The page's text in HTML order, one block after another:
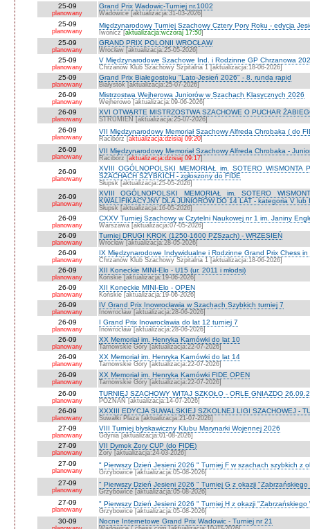
25-09
planowany
Grand Prix Wadowic-Turniej nr.1002
Wadowice [aktualizacja:31-03-2026]
25-09
planowany
Międzynarodowy Turniej Szachowy Cztery Pory Roku - edycja
Iwonicz [aktualizacja:wczoraj 17:50]
25-09
planowany
GRAND PRIX POLONII WROCŁAW
Wrocław [aktualizacja:25-05-2026]
25-09
planowany
V Międzynarodowe Szachowe Ind. i Rodzinne GP Chrzanowa
Chrzanów Klub Szachowy Szpitalna 1 [aktualizacja:18-06-2026]
25-09
planowany
Grand Prix Białegostoku "Lato-Jesień 2026" - 8. runda rapid
Białystok [aktualizacja:25-07-2026]
26-09
planowany
Mistrzostwa Wejherowa Juniorów w Szachach Klasycznych 2026
Wejherowo [aktualizacja:09-06-2026]
26-09
planowany
XVI OTWARTE MISTRZOSTWA SZACHOWE O PUCHAR
STRUMIEŃ [aktualizacja:25-07-2026]
26-09
planowany
VII Międzynarodowy Memoriał Szachowy Alfreda Chrobaka ( do
Racibórz [aktualizacja:dzisiaj 09:20]
26-09
planowany
VII Międzynarodowy Memoriał Szachowy Alfreda Chrobaka -
Racibórz [aktualizacja:dzisiaj 09:17]
26-09
planowany
XVIII OGÓLNOPOLSKI MEMORIAŁ im. SOTERO WISMONTA
SZACHACH SZYBKICH - zgłoszony do FIDE
Słupsk [aktualizacja:25-05-2026]
26-09
planowany
XVIII OGÓLNOPOLSKI MEMORIAŁ im. SOTERO
KWALIFIKACYJNY DLA JUNIORÓW DO 14 LAT - kategoria V
Słupsk [aktualizacja:16-05-2026]
26-09
planowany
CXXV Turniej Szachowy w Czytelni Naukowej nr 1 im. Janiny
Warszawa [aktualizacja:07-05-2026]
26-09
planowany
Turniej DRUGI KROK (1250-1600 PZSzach) - WRZESIEŃ
Wrocław [aktualizacja:28-05-2026]
26-09
planowany
IX Międzynarodowe Indywidualne i Rodzinne Grand Prix Chess
Chrzanów Klub Szachowy Szpitalna 1 [aktualizacja:18-06-2026]
26-09
planowany
XII Koneckie MINI-Elo - U15 (ur. 2011 i młodsi)
Końskie [aktualizacja:19-06-2026]
26-09
planowany
XII Koneckie MINI-Elo - OPEN
Końskie [aktualizacja:19-06-2026]
26-09
planowany
IV Grand Prix Inowrocławia w Szachach Szybkich turniej 7
Inowrocław [aktualizacja:28-06-2026]
26-09
planowany
I Grand Prix Inowrocławia do lat 12 turniej 7
Inowrocław [aktualizacja:28-06-2026]
26-09
planowany
XX Memoriał im. Henryka Karnówki do lat 10
Tarnowskie Góry [aktualizacja:22-07-2026]
26-09
planowany
XX Memoriał im. Henryka Karnówki do lat 14
Tarnowskie Góry [aktualizacja:22-07-2026]
26-09
planowany
XX Memoriał im. Henryka Karnówki FIDE OPEN
Tarnowskie Góry [aktualizacja:22-07-2026]
26-09
planowany
TURNIEJ SZACHOWY WITAJ SZKOŁO - ORLE GNIAZDO
POZNAŃ [aktualizacja:14-07-2026]
26-09
planowany
XXXIII EDYCJA SUWALSKIEJ SZKOLNEJ LIGI SZACHOWEJ -
Suwałki Plaza [aktualizacja:21-07-2026]
27-09
planowany
VIII Turniej błyskawiczny Klubu Marynarki Wojennej 2026
Gdynia [aktualizacja:01-08-2026]
27-09
planowany
VII Dymok Żory CUP (do FIDE)
Żory [aktualizacja:24-03-2026]
27-09
planowany
" Pierwszy Dzień Jesieni 2026 " Turniej F w szachach szybkich z
Grzybowice [aktualizacja:05-08-2026]
27-09
planowany
" Pierwszy Dzień Jesieni 2026 " Turniej G z okazji "Zabrzańskiego
Grzybowice [aktualizacja:05-08-2026]
27-09
planowany
" Pierwszy Dzień Jesieni 2026 " Turniej H z okazji "Zabrzańskiego
Grzybowice [aktualizacja:05-08-2026]
30-09 Nocne Internetowe Grand Prix Wadowic - Turniej nr 21